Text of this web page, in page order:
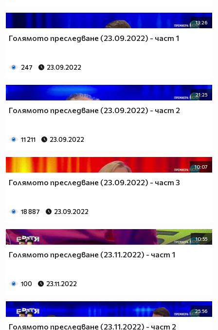
13:26
Голямото преследване (23.09.2022) - част 1
247 23.09.2022
21:25
Голямото преследване (23.09.2022) - част 2
11 211 23.09.2022
10:07
Голямото преследване (23.09.2022) - част 3
18 887 23.09.2022
10:55
Голямото преследване (23.11.2022) - част 1
100 23.11.2022
25:56
Голямото преследване (23.11.2022) - част 2